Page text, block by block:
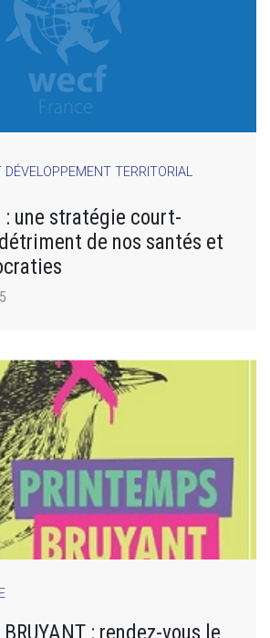
DÉVELOPPEMENT TERRITORIAL
: une stratégie court-
de nos santés et
: rendez-vous le